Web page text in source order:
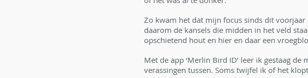
Zo kwam het dat mijn focus sinds dit
daarom de kansels die midden in het veld
opschietend hout en hier en daar een
Met de app ‘Merlin Bird ID’ leer ik gestaag
verassingen tussen. Soms twijfel ik of het